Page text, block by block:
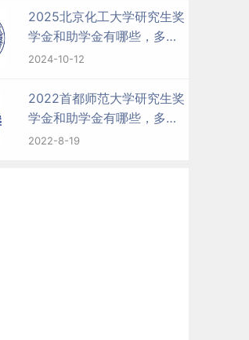
2025北京化工大学研究生奖
学金和助学金有哪些，多少
钱？
2024-10-12
2022首都师范大学研究生奖
学金和助学金有哪些，多少
钱？
2022-8-19